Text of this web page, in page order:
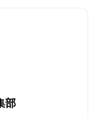
部